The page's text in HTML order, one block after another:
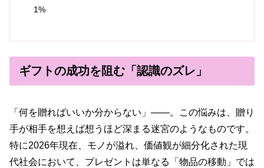
1%
ギフトの成功を阻む「認識のズレ」
「何を贈ればいいか分からない」——。この悩みは、贈り
手が相手を想えば想うほど深まる迷宮のようなものです。
特に2026年現在、モノが溢れ、価値観が細分化された現
代社会において、プレゼントは単なる「物品の移動」では